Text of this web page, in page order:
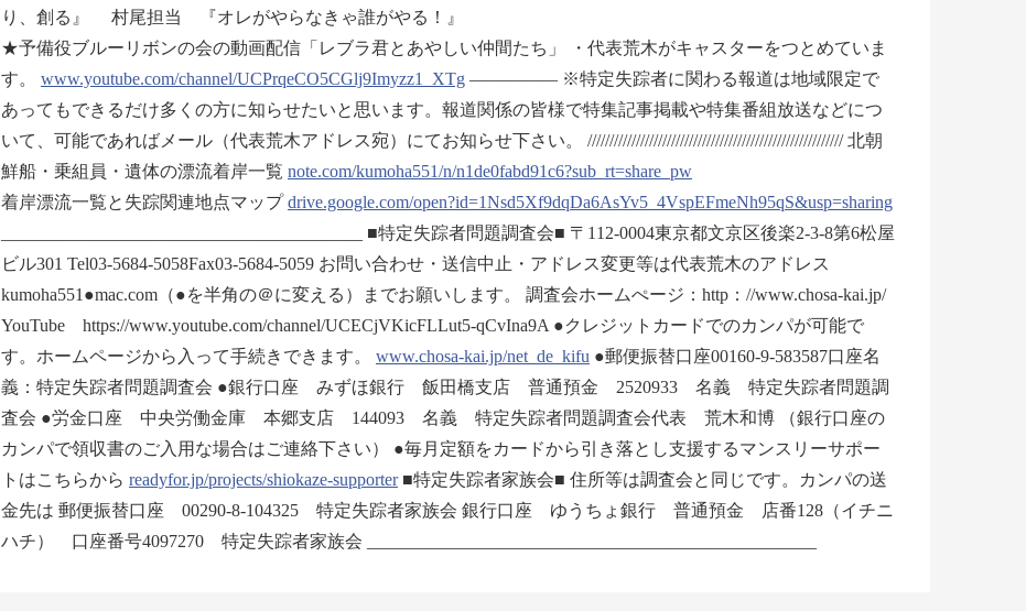
り、創る』 村尾担当 『オレがやらなきゃ誰がやる！』
★予備役ブルーリボンの会の動画配信「レブラ君とあやしい仲間たち」 ・代表荒木がキャスターをつとめていま
す。 www.youtube.com/channel/UCPrqeCO5CGlj9Imyzz1_XTg ――――― ※特定失踪者に関わる報道は地域限定で
あってもできるだけ多くの方に知らせたいと思います。報道関係の皆様で特集記事掲載や特集番組放送などにつ
いて、可能であればメール（代表荒木アドレス宛）にてお知らせ下さい。 ////////////////////////////////////////////////////////// 北朝
鮮船・乗組員・遺体の漂流着岸一覧 note.com/kumoha551/n/n1de0fabd91c6?sub_rt=share_pw
着岸漂流一覧と失踪関連地点マップdrive.google.com/open?id=1Nsd5Xf9dqDa6AsYv5_4VspEFmeNh95qS&usp=sharing
_________________________________________ ■特定失踪者問題調査会■ 〒112-0004東京都文京区後楽2-3-8第6松屋
ビル301 Tel03-5684-5058Fax03-5684-5059 お問い合わせ・送信中止・アドレス変更等は代表荒木のアドレス
kumoha551●mac.com（●を半角の＠に変える）までお願いします。 調査会ホームぺージ：http：//www.chosa-kai.jp/
YouTube https://www.youtube.com/channel/UCECjVKicFLLut5-qCvIna9A ●クレジットカードでのカンパが可能で
す。ホームページから入って手続きできます。 www.chosa-kai.jp/net_de_kifu ●郵便振替口座00160-9-583587口座名
義：特定失踪者問題調査会 ●銀行口座 みずほ銀行 飯田橋支店 普通預金 2520933 名義 特定失踪者問題調
査会 ●労金口座 中央労働金庫 本郷支店 144093 名義 特定失踪者問題調査会代表 荒木和博 （銀行口座の
カンパで領収書のご入用な場合はご連絡下さい） ●毎月定額をカードから引き落とし支援するマンスリーサポー
トはこちらから readyfor.jp/projects/shiokaze-supporter■特定失踪者家族会■ 住所等は調査会と同じです。カンパの送
金先は 郵便振替口座 00290-8-104325 特定失踪者家族会 銀行口座 ゆうちょ銀行 普通預金 店番128（イチニ
ハチ） 口座番号4097270 特定失踪者家族会 ___________________________________________________